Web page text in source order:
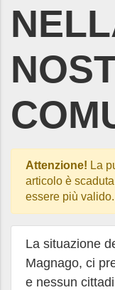
Attenzione! La
articolo è
essere più valido.
La situazione
Magnago, ci
e nessun